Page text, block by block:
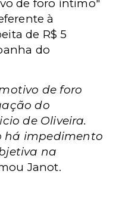
de foro íntimo"
à
de R$ 5
do
de foro
do
de Oliveira.
há impedimento
na
Janot.